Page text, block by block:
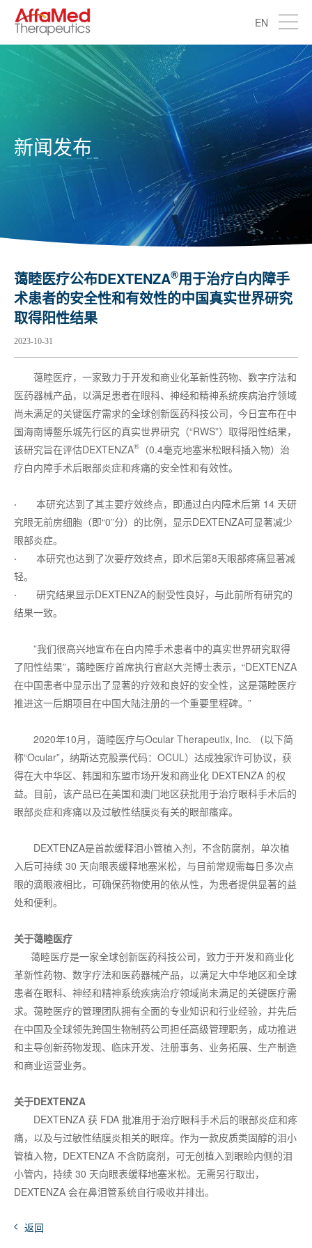
EN
新闻发布
蔼睦医疗公布DEXTENZA®用于治疗白内障手
术患者的安全性和有效性的中国真实世界研究
取得阳性结果
2023-10-31
蔼睦医疗，一家致力于开发和商业化革新性药物、数字疗法和
医药器械产品，以满足患者在眼科、神经和精神系统疾病治疗领域
尚未满足的关键医疗需求的全球创新医药科技公司，今日宣布在中
国海南博鳌乐城先行区的真实世界研究（“RWS”）取得阳性结果，
该研究旨在评估DEXTENZA® （0.4毫克地塞米松眼科插入物）治
疗白内障手术后眼部炎症和疼痛的安全性和有效性。
·
本研究达到了其主要疗效终点，即通过白内障术后第 14 天研
究眼无前房细胞（即“0”分）的比例，显示DEXTENZA可显著减少
眼部炎症。
·
本研究也达到了次要疗效终点，即术后第8天眼部疼痛显著减
轻。
· 研究结果显示DEXTENZA的耐受性良好，与此前所有研究的
结果一致。
”我们很高兴地宣布在白内障手术患者中的真实世界研究取得
了阳性结果”，蔼睦医疗首席执行官赵大尧博士表示，“DEXTENZA
在中国患者中显示出了显著的疗效和良好的安全性，这是蔼睦医疗
推进这一后期项目在中国大陆注册的一个重要里程碑。”
2020年10月，蔼睦医疗与Ocular Therapeutix, Inc. （以下简
称“Ocular”，纳斯达克股票代码：OCUL）达成独家许可协议，获
得在大中华区、韩国和东盟市场开发和商业化 DEXTENZA 的权
益。目前，该产品已在美国和澳门地区获批用于治疗眼科手术后的
眼部炎症和疼痛以及过敏性结膜炎有关的眼部瘙痒。
DEXTENZA是首款缓释泪小管植入剂，不含防腐剂，单次植
入后可持续 30 天向眼表缓释地塞米松，与目前常规需每日多次点
眼的滴眼液相比，可确保药物使用的依从性，为患者提供显著的益
处和便利。
关于蔼睦医疗
蔼睦医疗是一家全球创新医药科技公司，致力于开发和商业化
革新性药物、数字疗法和医药器械产品，以满足大中华地区和全球
患者在眼科、神经和精神系统疾病治疗领域尚未满足的关键医疗需
求。蔼睦医疗的管理团队拥有全面的专业知识和行业经验，并先后
在中国及全球领先跨国生物制药公司担任高级管理职务，成功推进
和主导创新药物发现、临床开发、注册事务、业务拓展、生产制造
和商业运营业务。
关于DEXTENZA
DEXTENZA 获 FDA 批准用于治疗眼科手术后的眼部炎症和疼
痛，以及与过敏性结膜炎相关的眼痒。作为一款皮质类固醇的泪小
管植入物，DEXTENZA 不含防腐剂，可无创植入到眼睑内侧的泪
小管内，持续 30 天向眼表缓释地塞米松。无需另行取出，
DEXTENZA 会在鼻泪管系统自行吸收并排出。
返回